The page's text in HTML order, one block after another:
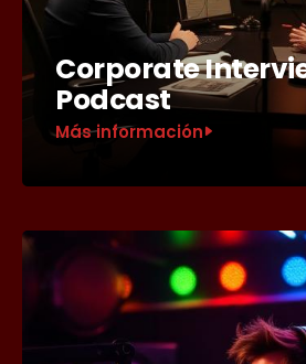
Corporate
Podcast
Más información